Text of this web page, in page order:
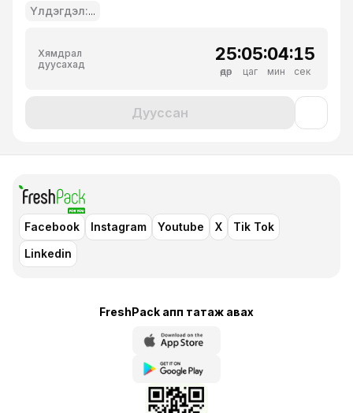
Үлдэгдэл:...
Хямдрал
дуусахад
25
өдөр
:05
цаг
:04
мин
:15
сек
Дууссан
Facebook Instagram Youtube X
Tik Tok
Linkedin
FreshPack апп татаж авaх